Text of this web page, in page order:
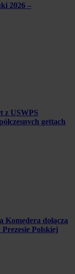
2026 –
z USWPS
gettach
dołącza
Polskiej